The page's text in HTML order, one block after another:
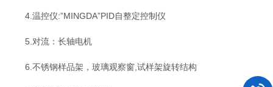
4.温控仪:”MINGDA”PID自整定控制仪
5.对流：长轴电机
6.不锈钢样品架，玻璃观察窗,试样架旋转结构